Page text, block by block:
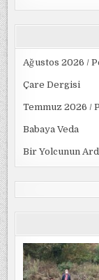
Ağustos 2026 /
Çare Dergisi
Temmuz 2026 /
Babaya Veda
Bir Yolcunun